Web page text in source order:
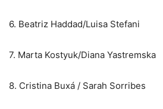
6. Beatriz Haddad/Luisa Stefani
7. Marta Kostyuk/Diana Yastremska
8. Cristina Buxá / Sarah Sorribes